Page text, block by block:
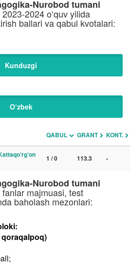
Nurobod tumani
2024 o‘quv yilida
ballari va qabul kvotalari:
Kunduzgi
O‘zbek
QABUL GRANT KONT.
1 / 0 113.3 -
Nurobod tumani
majmuasi, test
baholash mezonlari:
qoraqalpoq)